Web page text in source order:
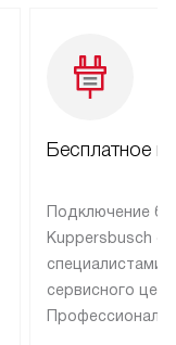
Бесплатное
Подключение
Kuppersbusch
специалистами
сервисного